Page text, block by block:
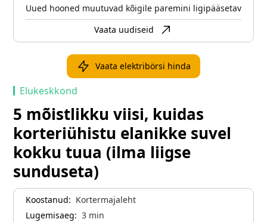
Uued hooned muutuvad kõigile paremini ligipääsetavaks
Vaata uudiseid
Vaata elektribörsi hinda
Elukeskkond
5 mõistlikku viisi, kuidas
korteriühistu elanikke suvel
kokku tuua (ilma liigse
sunduseta)
Koostanud: Kortermajaleht
Lugemisaeg: 3 min